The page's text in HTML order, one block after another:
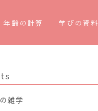
念日計算
年齢の計算
年齢・干支計算
学びの資料
学年早見表
雑学